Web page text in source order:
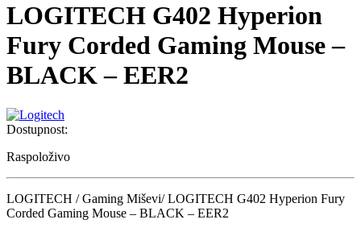
LOGITECH G402 Hyperion
Fury Corded Gaming Mouse –
BLACK – EER2
Dostupnost:
Raspoloživo
LOGITECH / Gaming Miševi/ LOGITECH G402 Hyperion Fury
Corded Gaming Mouse – BLACK – EER2